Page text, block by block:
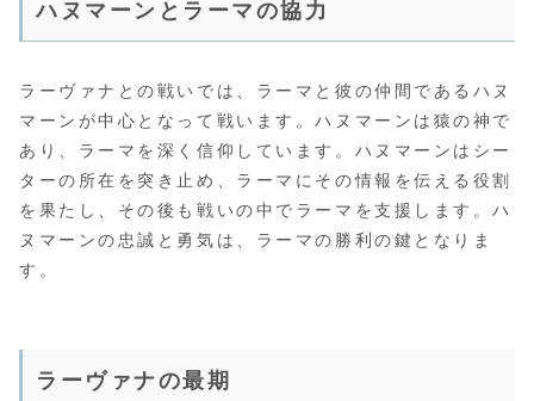
ハヌマーンとラーマの協力
ラーヴァナとの戦いでは、ラーマと彼の仲間であるハヌ
マーンが中心となって戦います。ハヌマーンは猿の神で
あり、ラーマを深く信仰しています。ハヌマーンはシー
ターの所在を突き止め、ラーマにその情報を伝える役割
を果たし、その後も戦いの中でラーマを支援します。ハ
ヌマーンの忠誠と勇気は、ラーマの勝利の鍵となりま
す。
ラーヴァナの最期